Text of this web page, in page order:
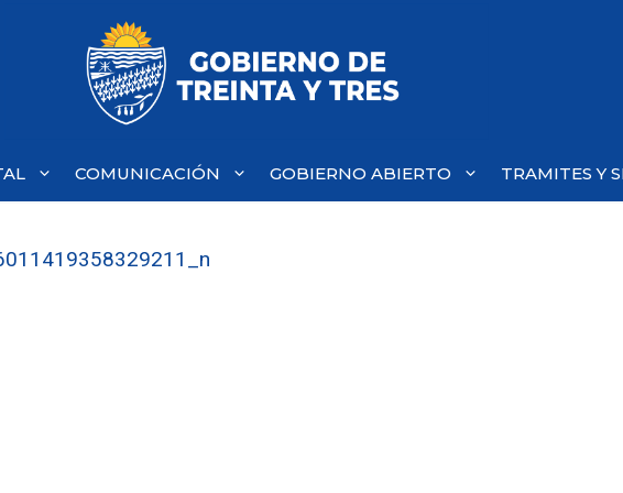
COMUNICACIÓN GOBIERNO ABIERTO TRAMITES Y